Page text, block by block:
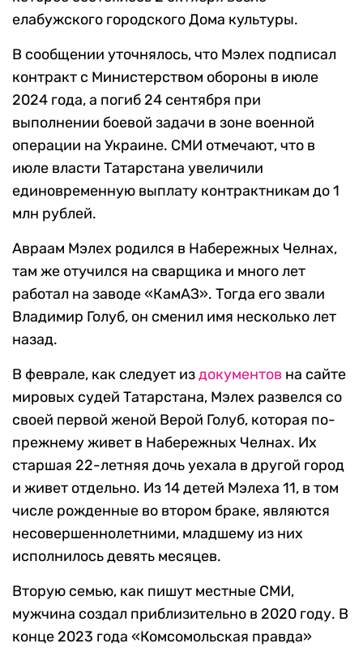
елабужского городского Дома культуры.
В сообщении уточнялось, что Мэлех подписал
контракт с Министерством обороны в июле
2024 года, а погиб 24 сентября при
выполнении боевой задачи в зоне военной
операции на Украине. СМИ отмечают, что в
июле власти Татарстана увеличили
единовременную выплату контрактникам до 1
млн рублей.
Авраам Мэлех родился в Набережных Челнах,
там же отучился на сварщика и много лет
работал на заводе «КамАЗ». Тогда его звали
Владимир Голуб, он сменил имя несколько лет
назад.
В феврале, как следует издокументов на сайте
мировых судей Татарстана, Мэлех развелся со
своей первой женой Верой Голуб, которая по-
прежнему живет в Набережных Челнах. Их
старшая 22-летняя дочь уехала в другой город
и живет отдельно. Из 14 детей Мэлеха 11, в том
числе рожденные во втором браке, являются
несовершеннолетними, младшему из них
исполнилось девять месяцев.
Вторую семью, как пишут местные СМИ,
мужчина создал приблизительно в 2020 году. В
конце 2023 года «Комсомольская правда»